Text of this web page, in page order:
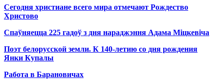
Сегодня христиане всего мира отмечают Рождество
Христово
Спаўняецца 225 гадоў з дня нараджэння Адама Міцкевіча
Поэт белорусской земли. К 140-летию со дня рождения
Янки Купалы
Работа в Барановичах